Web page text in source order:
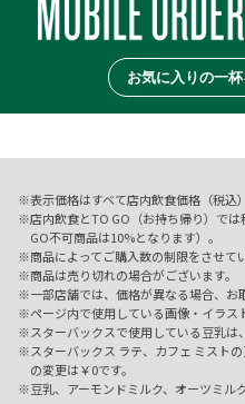
お気に入りの一
表示価格はすべて店内飲食価格（税込
店内飲食とTO GO（お持ち帰り）で
GO不可商品は10%となります）。
商品によってご購入数の制限をさせて
商品は売り切れの場合がございます。
一部店舗では、価格が異なる場合、お
ページ内で使用している画像・イラス
スターバックスで使用している豆乳は
スターバックス ラテ、カフェ ミスト
の変更は￥0です。
豆乳、アーモンドミルク、オーツミル